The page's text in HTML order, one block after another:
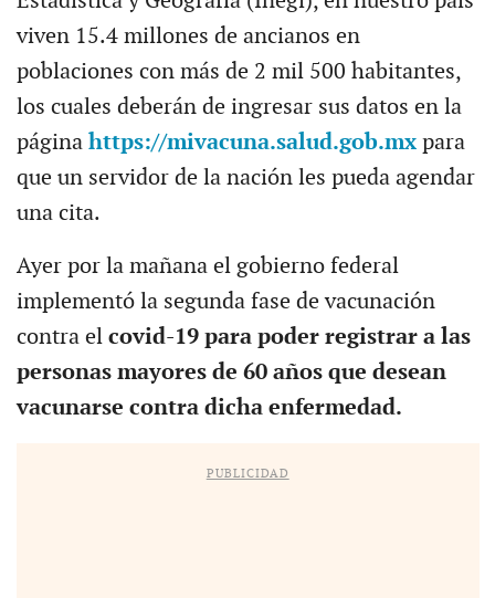
viven 15.4 millones de ancianos en
poblaciones con más de 2 mil 500 habitantes,
los cuales deberán de ingresar sus datos en la
página https://mivacuna.salud.gob.mx para
que un servidor de la nación les pueda agendar
una cita.
Ayer por la mañana el gobierno federal
implementó la segunda fase de vacunación
contra el covid-19 para poder registrar a las
personas mayores de 60 años que desean
vacunarse contra dicha enfermedad.
PUBLICIDAD